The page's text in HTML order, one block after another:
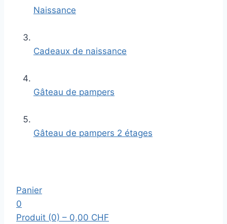
Naissance
Cadeaux de naissance
Gâteau de pampers
Gâteau de pampers 2 étages
Panier
0
Produit (0) – 0,00 CHF